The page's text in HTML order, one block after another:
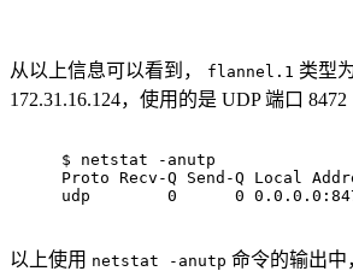
从以上信息可以看到， flannel.1 类型
172.31.16.124，使用的是 UDP 端口 8472
$ netstat -anutp
Proto Recv-Q Send-Q
udp        0      0
以上使用 netstat -anutp 命令的输出中